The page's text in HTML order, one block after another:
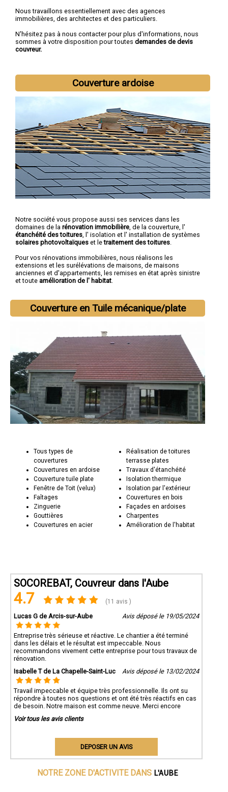
Nous travaillons essentiellement avec des agences
immobilières, des architectes et des particuliers.
N'hésitez pas à nous contacter pour plus d'informations, nous
sommes à votre disposition pour toutes demandes de devis
couvreur.
Couverture ardoise
Notre société vous propose aussi ses services dans les
domaines de la rénovation immobilière, de la couverture, l'
étanchéité des toitures, l' isolation et l' installation de systèmes
solaires photovoltaïques et letraitement des toitures.
Pour vos rénovations immobilières, nous réalisons les
extensions et les surélévations de maisons, de maisons
anciennes et d'appartements, les remises en état après sinistre
et toute amélioration de l' habitat.
Couverture en Tuile mécanique/plate
Tous types de
couvertures
Couvertures en ardoise
Couverture tuile plate
Fenêtre de Toit (velux)
Faîtages
Zinguerie
Gouttières
Couvertures en acier
Réalisation de toitures
terrasse plates
Travaux d'étanchéité
Isolation thermique
Isolation par l'extérieur
Couvertures en bois
Façades en ardoises
Charpentes
Amélioration de l'habitat
SOCOREBAT, Couvreur dans l'Aube
4.7 (11 avis )
Lucas G de Arcis-sur-Aube Avis déposé le 19/05/2024
Entreprise très sérieuse et réactive. Le chantier a été terminé
dans les délais et le résultat est impeccable. Nous
recommandons vivement cette entreprise pour tous travaux de
rénovation.
Isabelle T de La Chapelle-Saint-Luc
Avis déposé le 13/02/2024
Travail impeccable et équipe très professionnelle. Ils ont su
répondre à toutes nos questions et ont été très réactifs en cas
de besoin. Notre maison est comme neuve. Merci encore
Voir tous les avis clients
DEPOSER UN AVIS
NOTRE ZONE D'ACTIVITE DANS L'AUBE